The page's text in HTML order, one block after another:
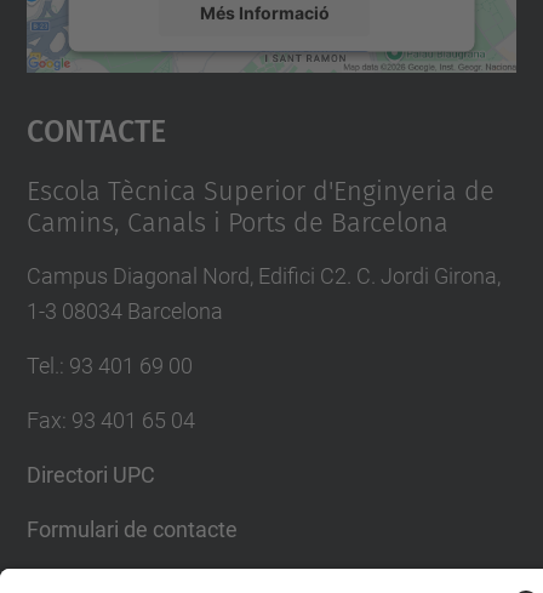
Més Informació
Accepta
powered by
Contacte
Escola Tècnica Superior d'Enginyeria de
Camins, Canals i Ports de Barcelona
Campus Diagonal Nord, Edifici C2. C. Jordi Girona,
1-3 08034 Barcelona
Tel.: 93 401 69 00
Fax: 93 401 65 04
Directori UPC
Formulari de contacte